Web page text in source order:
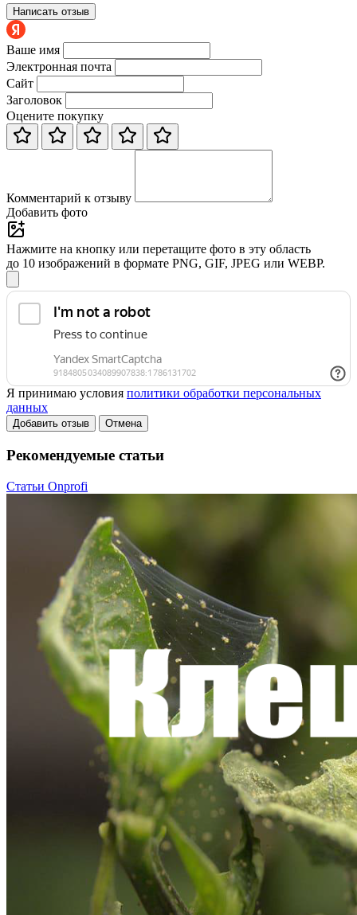
Написать отзыв
Ваше имя
Электронная почта
Сайт
Заголовок
Оцените покупку
Комментарий к отзыву
Добавить фото
Нажмите на кнопку или перетащите фото в эту область
до 10 изображений в формате PNG, GIF, JPEG или WEBP.
Я принимаю условия политики обработки персональных
данных
Добавить отзыв Отмена
Рекомендуемые статьи
Статьи Onprofi